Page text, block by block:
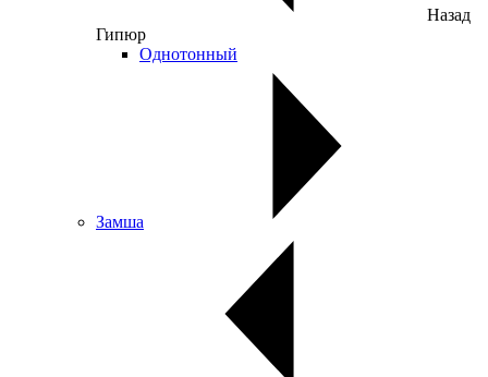
Назад
Гипюр
Однотонный
Замша